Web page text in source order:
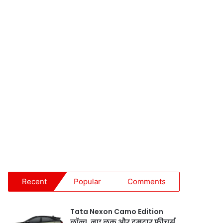
Recent Popular Comments
Tata Nexon Camo Edition